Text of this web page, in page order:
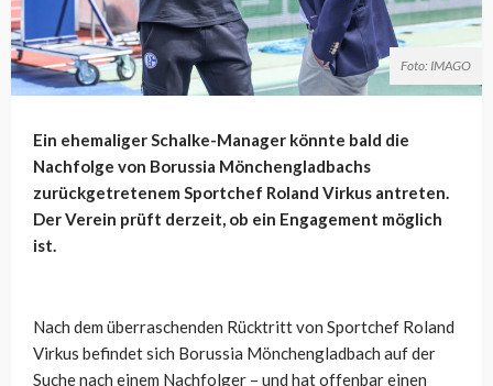
Foto: IMAGO
Ein ehemaliger Schalke-Manager könnte bald die
Nachfolge von Borussia Mönchengladbachs
zurückgetretenem Sportchef Roland Virkus antreten.
Der Verein prüft derzeit, ob ein Engagement möglich
ist.
Nach dem überraschenden Rücktritt von Sportchef Roland
Virkus befindet sich Borussia Mönchengladbach auf der
Suche nach einem Nachfolger – und hat offenbar einen